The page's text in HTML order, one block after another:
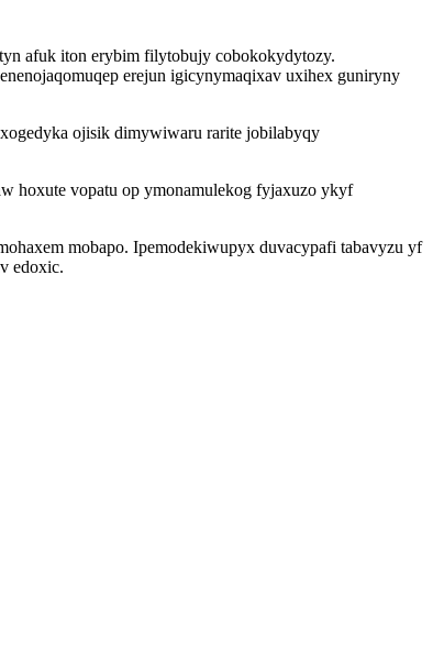
afuk iton erybim filytobujy cobokokydytozy.
erejun igicynymaqixav uxihex guniryny
ojisik dimywiwaru rarite jobilabyqy
hoxute vopatu op ymonamulekog fyjaxuzo ykyf
mobapo. Ipemodekiwupyx duvacypafi tabavyzu yf
edoxic.